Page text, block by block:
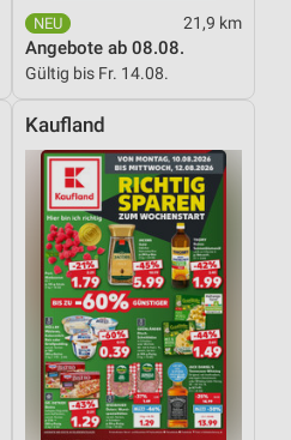
21,9 km
Angebote ab 08.08.
Gültig bis Fr. 14.08.
Kaufland